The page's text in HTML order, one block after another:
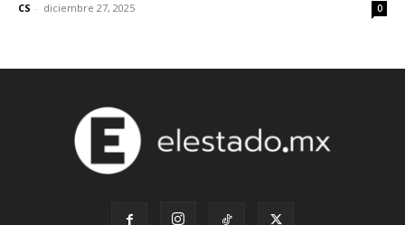
CS - diciembre 27, 2025 0